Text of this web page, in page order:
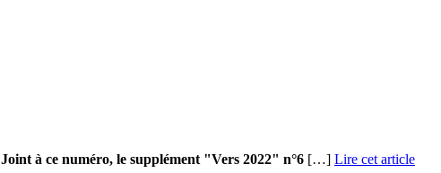
Joint à ce numéro, le supplément "Vers 2022" n°6 […] Lire cet article